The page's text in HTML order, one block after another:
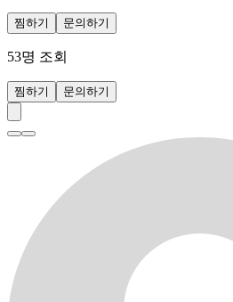
찜하기 문의하기
53명 조회
찜하기 문의하기